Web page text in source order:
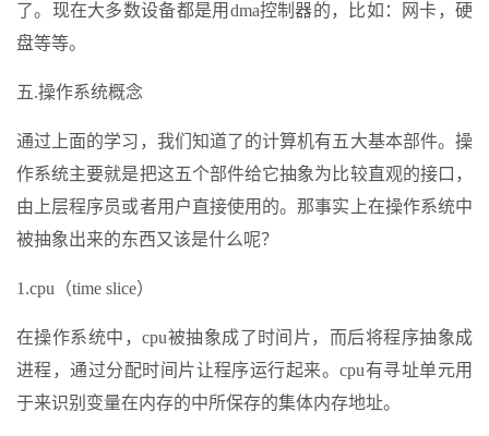
了。现在大多数设备都是用dma控制器的，比如：网卡，硬
盘等等。
五.操作系统概念
通过上面的学习，我们知道了的计算机有五大基本部件。操
作系统主要就是把这五个部件给它抽象为比较直观的接口，
由上层程序员或者用户直接使用的。那事实上在操作系统中
被抽象出来的东西又该是什么呢？
1.cpu（time slice）
在操作系统中，cpu被抽象成了时间片，而后将程序抽象成
进程，通过分配时间片让程序运行起来。cpu有寻址单元用
于来识别变量在内存的中所保存的集体内存地址。